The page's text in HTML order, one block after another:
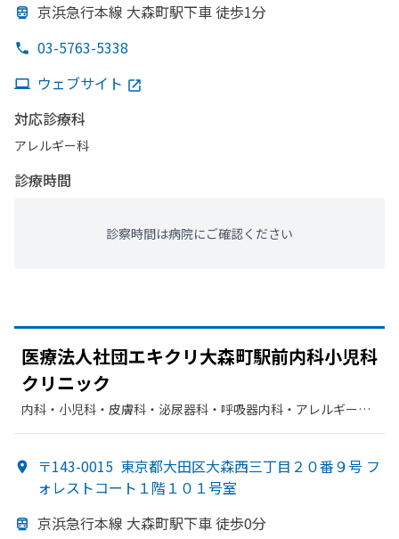
京浜急行本線 大森町駅下車 徒歩1分
03-5763-5338
ウェブサイト
対応診療科
アレルギー科
診療時間
診察時間は病院にご確認ください
医療法人社団エキクリ大森町駅前内科小児科
クリニック
内科・​小児科・​皮膚科・​泌尿器科・​呼吸器内科・​アレルギー
〒143-0015 東京都大田区大森西三丁目２０番９号 フ
ォレストコート１階１０１号室
京浜急行本線 大森町駅下車 徒歩0分